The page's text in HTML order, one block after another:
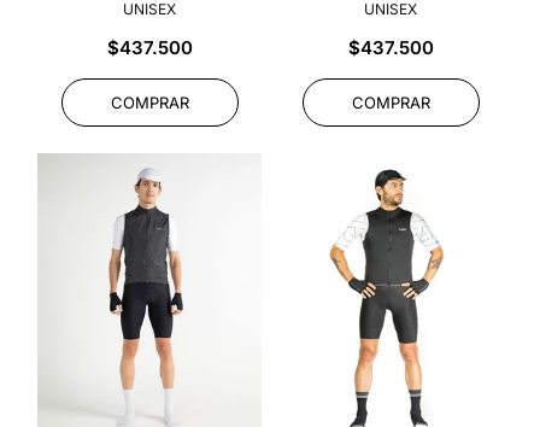
UNISEX
Precio
$437.500
COMPRAR
UNISEX
Precio
$437.500
COMPRAR